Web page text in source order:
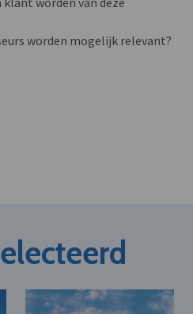
worden mogelijk relevant?